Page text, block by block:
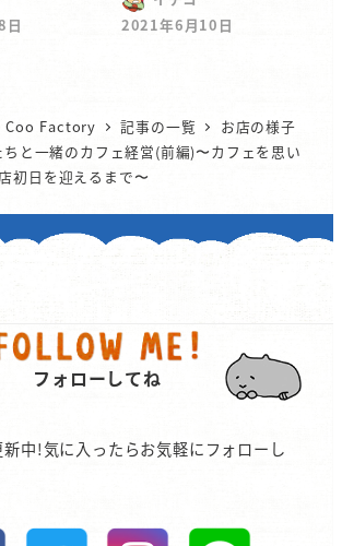
日
2021年6月10日
Coo Factory 記事の一覧
お店の様子
と一緒のカフェ経営(前編)〜カフェを思い
初日を迎えるまで〜
フォローしてね
新中!気に入ったらお気軽にフォローし